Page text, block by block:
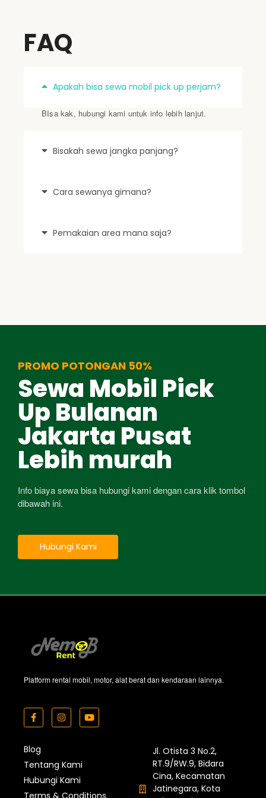
FAQ
Apakah bisa sewa mobil pick up perjam?
BIsa kak, hubungi kami untuk info lebih lanjut.
Bisakah sewa jangka panjang?
Cara sewanya gimana?
Pemakaian area mana saja?
PROMO POTONGAN 50%
Sewa Mobil Pick
Up Bulanan
Jakarta Pusat
Lebih murah
Info biaya sewa bisa hubungi kami dengan cara klik tombol
dibawah ini.
Hubungi Kami
Platform rental mobil, motor, alat berat dan kendaraan lainnya.
Blog
Tentang Kami
Hubungi Kami
Jl. Otista 3 No.2,
RT.9/RW.9, Bidara
Cina, Kecamatan
Jatinegara, Kota